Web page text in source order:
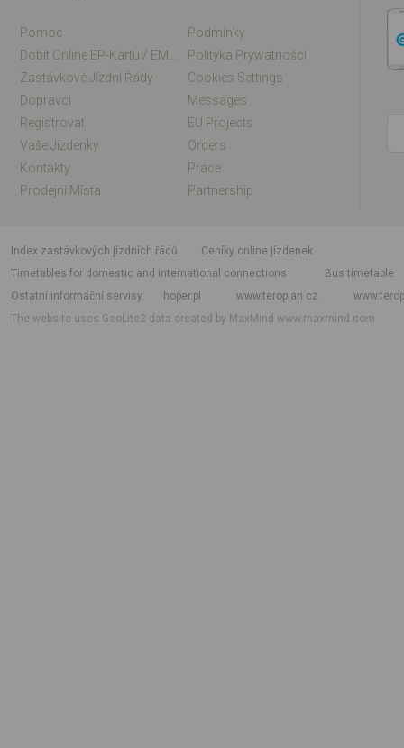
Pomoc
Podmínky
Polityka Prywatności
Zastávkové Jízdní Řády
Cookies Settings
Dopravci
Messages
Registrovat
EU Projects
Vaše Jízdenky
Orders
Kontakty
Práce
Prodejní Místa
Partnership
index zastávkových jízdních řádů
Ceníky online jízdenek
Timetables for domestic and international connections
Bus timetable
Ostatní informační servisy
hoper.pl www.teroplan.cz
The website uses GeoLite2 data created by MaxMindwww.maxmind.com